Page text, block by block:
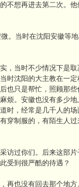
不想再进去第二次。
。当时在沈阳安徽等
，当时不少情况下是
时沈阳的大主教在一
也只是帮忙，照顾那
烦。安徽也没有多少
时，经常是几千人的
穿制服的，有陌生人
访过你们。后来这部
受到很严酷的待遇？
再也没有回去那个地